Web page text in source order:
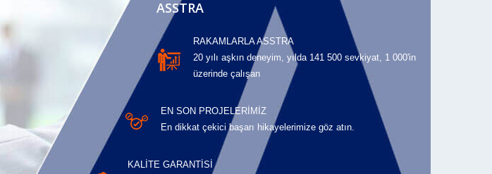
ASSTRA
RAKAMLARLA ASSTRA
20 yılı aşkın deneyim, yılda 141 500 sevkiyat, 1 000'in
üzerinde çalışan
EN SON PROJELERİMİZ
En dikkat çekici başarı hikayelerimize göz atın.
KALİTE GARANTİSİ